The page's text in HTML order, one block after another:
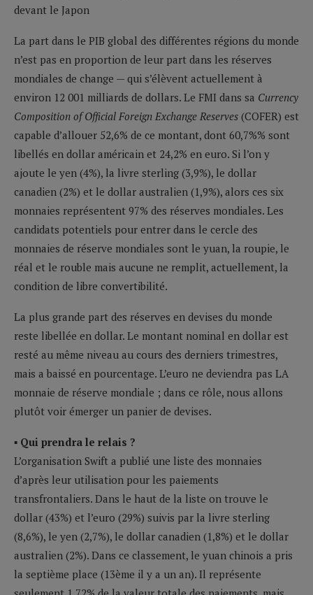
devant le Japon
La part dans le PIB global des différentes régions du monde
n’est pas en proportion de leur part dans les réserves
mondiales de change — qui s’élèvent actuellement à
environ 12 001 milliards de dollars. Le FMI dans sa Currency
Composition of Official Foreign Exchange Reserves (COFER) est
capable d’allouer 52,6% de ce montant, dont 60,7%% sont
libellés en dollar américain et 24,2% en euro. Si l’on y
ajoute le yen (4%), la livre sterling (3,9%), le dollar
canadien (2%) et le dollar australien (1,9%), alors ces six
monnaies représentent 97% des réserves mondiales. Les
candidats potentiels pour entrer dans le cercle des
monnaies de réserve mondiales sont le yuan, la roupie, le
réal et le rouble mais aucune ne remplit, actuellement, la
condition de libre convertibilité.
La plus grande part des réserves en devises du monde
reste libellée en dollar. Le montant nominal en dollar est
resté au même niveau au cours des derniers trimestres,
mais a baissé en pourcentage. L’euro ne deviendra pas LA
monnaie de réserve mondiale ; dans ce rôle, nous allons
plutôt voir émerger un panier de devises.
▪ Qui prendra le relais ?
L’organisation Swift a publié une liste des monnaies
d’après leur utilisation pour les paiements
transfrontaliers. Dans le haut de la liste on trouve le
dollar (43%) et l’euro (29%) suivis par la livre sterling
(8,6%), le yen (2,7%), le dollar canadien (1,8%) et le dollar
australien (2%). Dans ce classement, le yuan chinois a pris
la septième place (13ème il y a un an). Il représente